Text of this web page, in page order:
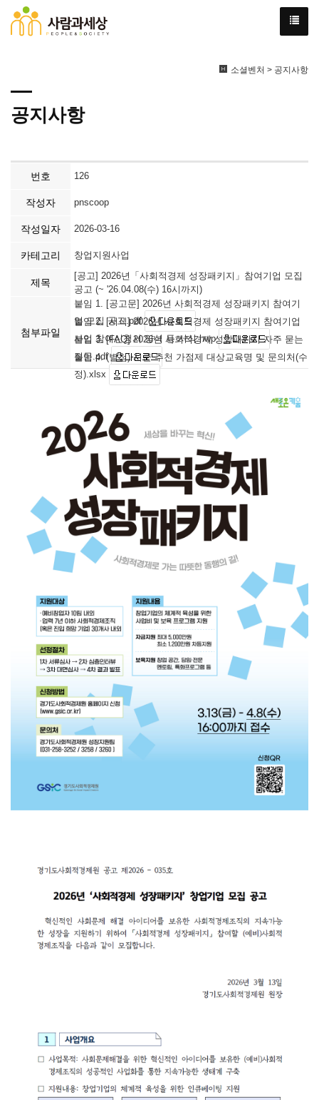
소셜벤처 > 공지사항
공지사항
번호 126
작성자 pnscoop
작성일자 2026-03-16
카테고리 창업지원사업
제목
[공고] 2026년「사회적경제 성장패키지」참여기업 모집
공고 (~ '26.04.08(수) 16시까지)
첨부파일
붙임 1. [공고문] 2026년 사회적경제 성장패키지 참여기
업 모집 공고.pdf
붙임 2. [서식] 2026년 사회적경제 성장패키지 참여기업
사업 참여신청서 양식 등 서식.hwp
붙임 3. [FAQ] 2026년 사회적경제 성장패키지 자주 묻는
질문.pdf
붙임 4. (별첨) 시군 추천 가점제 대상교육명 및 문의처(수
정).xlsx